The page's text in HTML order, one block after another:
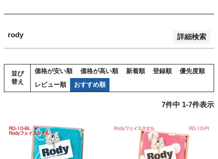
rody 詳細検索
検索
並び
替え
価格が安い順 価格が高い順 新着順 登録順
優先度順
レビュー順
おすすめ順
7件中 1-7件表示